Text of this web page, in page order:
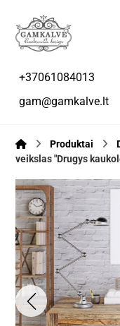
+37061084013
gam@gamkalve.lt
Produktai
veikslas "Drugys